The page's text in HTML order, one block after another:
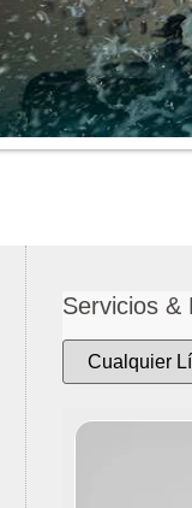
Servicios &